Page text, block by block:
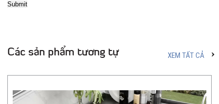
Các sản phẩm tương tự XEM TẤT CẢ